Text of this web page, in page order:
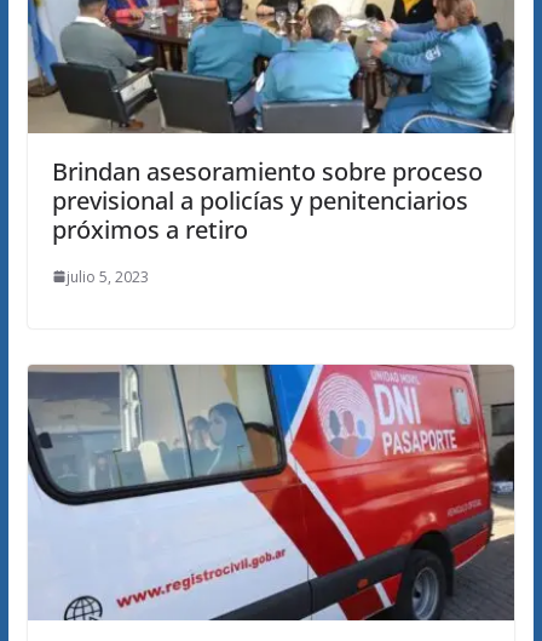
Brindan asesoramiento sobre proceso
previsional a policías y penitenciarios
próximos a retiro
julio 5, 2023